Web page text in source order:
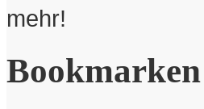
mehr!